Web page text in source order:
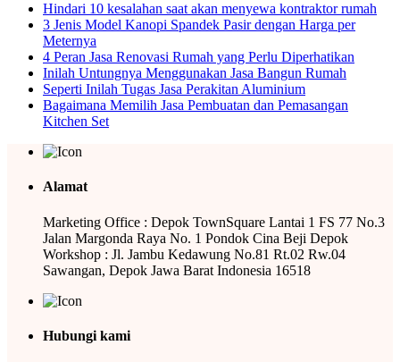
Hindari 10 kesalahan saat akan menyewa kontraktor rumah
3 Jenis Model Kanopi Spandek Pasir dengan Harga per
Meternya
4 Peran Jasa Renovasi Rumah yang Perlu Diperhatikan
Inilah Untungnya Menggunakan Jasa Bangun Rumah
Seperti Inilah Tugas Jasa Perakitan Aluminium
Bagaimana Memilih Jasa Pembuatan dan Pemasangan
Kitchen Set
Alamat
Marketing Office : Depok TownSquare Lantai 1 FS 77 No.3
Jalan Margonda Raya No. 1 Pondok Cina Beji Depok
Workshop : Jl. Jambu Kedawung No.81 Rt.02 Rw.04
Sawangan, Depok Jawa Barat Indonesia 16518
Hubungi kami